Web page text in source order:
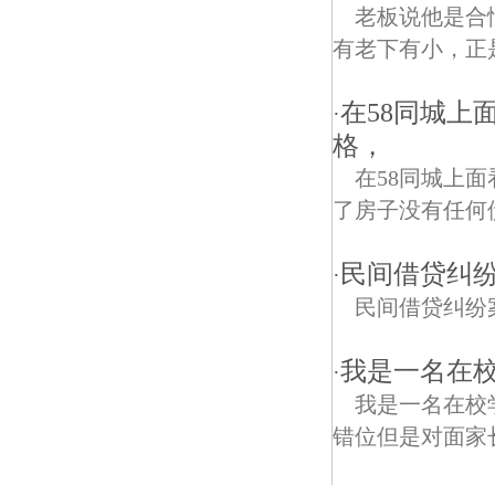
老板说他是合
有老下有小，正
·在58同城上
格，
在58同城上
了房子没有任
· 民间借贷纠
民间借贷纠
·我是一名在
我是一名在校
错位但是对面家